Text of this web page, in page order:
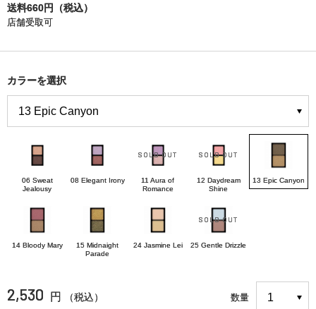
送料660円（税込）
店舗受取可
カラーを選択
06 Sweat
Jealousy
08 Elegant Irony
11 Aura of
Romance
12 Daydream
Shine
13 Epic Canyon
14 Bloody Mary
15 Midnaight
Parade
24 Jasmine Lei 25 Gentle Drizzle
2,530 円 （税込） 数量